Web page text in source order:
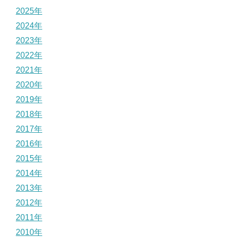
2025年
2024年
2023年
2022年
2021年
2020年
2019年
2018年
2017年
2016年
2015年
2014年
2013年
2012年
2011年
2010年